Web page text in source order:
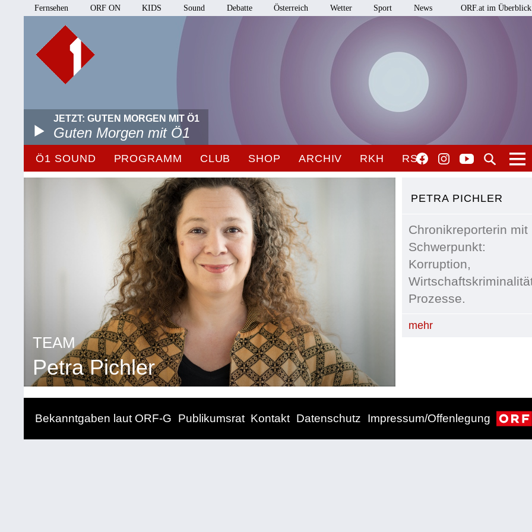
Fernsehen ORF ON KIDS Sound Debatte Österreich Wetter Sport News ORF.at im Überblick
JETZT: GUTEN MORGEN MIT Ö1
Guten Morgen mit Ö1
Ö1 SOUND PROGRAMM CLUB SHOP ARCHIV RKH RSO
TEAM
Petra Pichler
PETRA PICHLER
Chronikreporterin mit
Schwerpunkt:
Korruption,
Prozesse.
mehr
Bekanntgaben laut ORF-G Publikumsrat Kontakt Datenschutz Impressum/Offenlegung